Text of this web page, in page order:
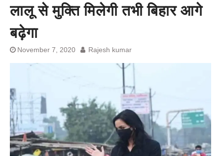
अनशन जारी रहेगा जेल में भी, नहीं भरेंगे
बेल बॉन्ड
लालू से मुक्ति मिलेगी तभी बिहार आगे
बढ़ेगा
November 7, 2020 Rajesh kumar